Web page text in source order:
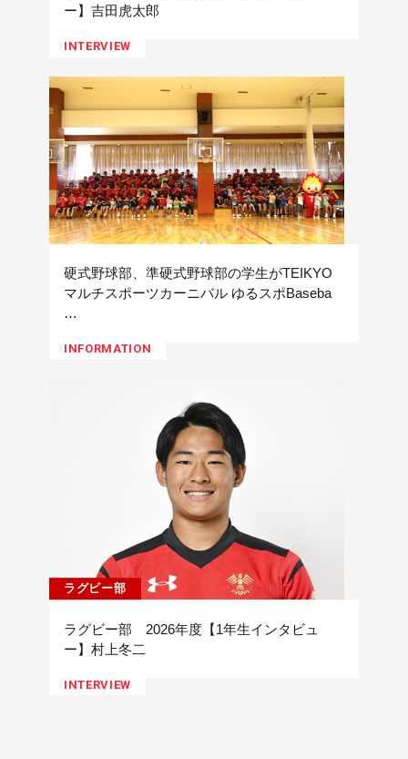
ー】吉田虎太郎
INTERVIEW
硬式野球部、準硬式野球部の学生がTEIKYO
マルチスポーツカーニバル ゆるスポBaseba
…
INFORMATION
ラグビー部
ラグビー部 2026年度【1年生インタビュ
ー】村上冬二
INTERVIEW